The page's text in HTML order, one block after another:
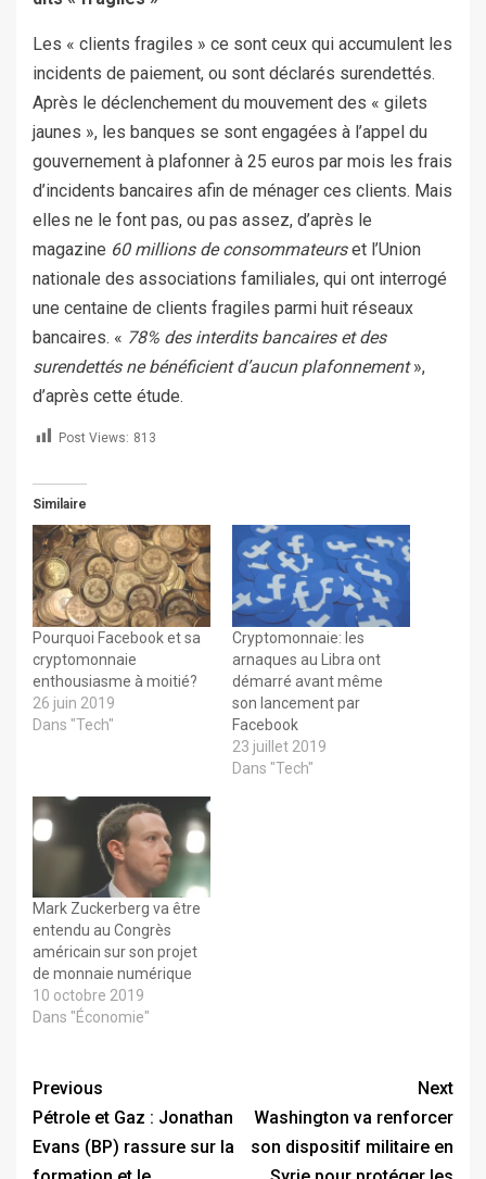
Les « clients fragiles » ce sont ceux qui accumulent les
incidents de paiement, ou sont déclarés surendettés.
Après le déclenchement du mouvement des « gilets
jaunes », les banques se sont engagées à l’appel du
gouvernement à plafonner à 25 euros par mois les frais
d’incidents bancaires afin de ménager ces clients. Mais
elles ne le font pas, ou pas assez, d’après le
magazine 60 millions de consommateurset l’Union
nationale des associations familiales, qui ont interrogé
une centaine de clients fragiles parmi huit réseaux
bancaires. « 78% des interdits bancaires et des
surendettés ne bénéficient d’aucun plafonnement»,
d’après cette étude.
Post Views: 813
Similaire
Pourquoi Facebook et sa
cryptomonnaie
enthousiasme à moitié?
26 juin 2019
Dans "Tech"
Cryptomonnaie: les
arnaques au Libra ont
démarré avant même
son lancement par
Facebook
23 juillet 2019
Dans "Tech"
Mark Zuckerberg va être
entendu au Congrès
américain sur son projet
de monnaie numérique
10 octobre 2019
Dans "Économie"
Previous
Pétrole et Gaz : Jonathan
Evans (BP) rassure sur la
Next
Washington va renforcer
son dispositif militaire en